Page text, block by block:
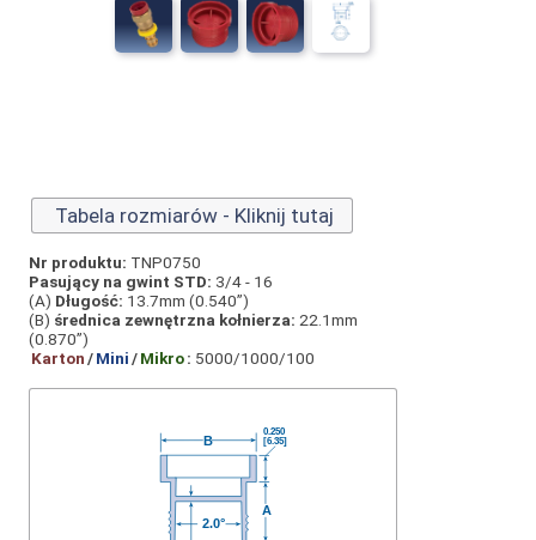
Tabela rozmiarów - Kliknij tutaj
Nr produktu: TNP0750
Pasujący na gwint STD: 3/4 - 16
(A) Długość: 13.7mm (0.540”)
(B) średnica zewnętrzna kołnierza: 22.1mm
(0.870”)
Karton/Mini/Mikro: 5000/1000/100